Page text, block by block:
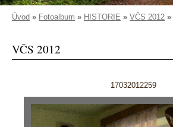
Úvod » Fotoalbum » HISTORIE » VČS 2012 »
VČS 2012
17032012259